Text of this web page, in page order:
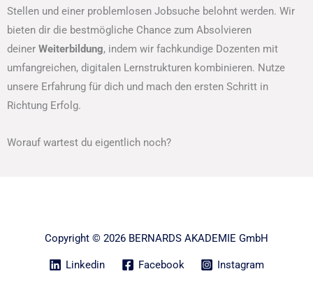
Stellen und einer problemlosen Jobsuche belohnt werden. Wir
bieten dir die bestmögliche Chance zum Absolvieren
deiner Weiterbildung, indem wir fachkundige Dozenten mit
umfangreichen, digitalen Lernstrukturen kombinieren. Nutze
unsere Erfahrung für dich und mach den ersten Schritt in
Richtung Erfolg.
Worauf wartest du eigentlich noch?
Copyright © 2026 BERNARDS AKADEMIE GmbH
Linkedin Facebook
Instagram